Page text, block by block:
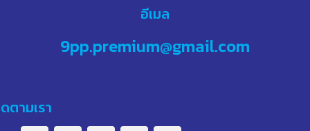
อีเมล
9pp.premium@gmail.com
ตามเรา